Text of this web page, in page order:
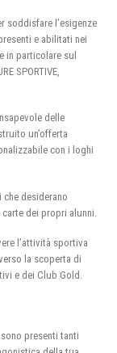
soddisfare l’esigenze
e abilitati nei
in particolare sul
SPORTIVE,
delle
un’offerta
con i loghi
desiderano
dei propri alunni.
l’attività sportiva
la scoperta di
e dei Club Gold.
presenti tanti